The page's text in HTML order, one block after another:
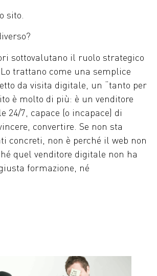
sito.
sottovalutano il ruolo strategico
trattano come una semplice
da visita digitale, un “tanto per
è molto di più: è un venditore
24/7, capace (o incapace) di
convertire. Se non sta
concreti, non è perché il web non
quel venditore digitale non ha
formazione, né